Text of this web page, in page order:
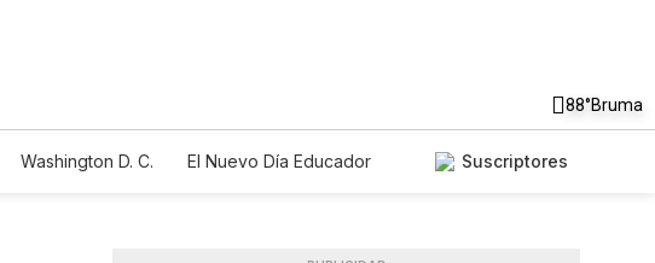
88°Bruma
Washington D. C.
El Nuevo Día Educador
Suscriptores